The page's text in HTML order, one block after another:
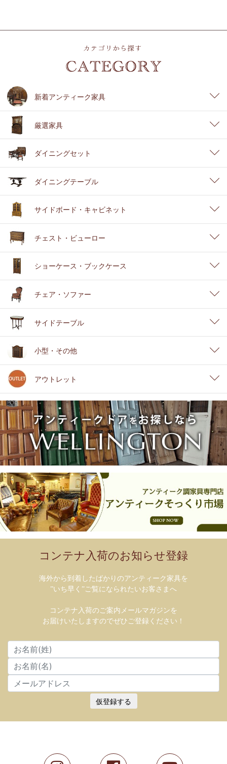
新着アンティーク家具
厳選家具
ダイニングセット
ダイニングテーブル
サイドボード・キャビネット
チェスト・ビューロー
ショーケース・ブックケース
チェア・ソファー
サイドテーブル
小型・その他
アウトレット
コンテナ入荷のお知らせ登録
海外から到着したばかりのアンティーク家具を
”いち早く”ご覧になられたいお客さまへ
コンテナ入荷のご案内メールマガジンを
お届けいたしますのでぜひご登録ください！
仮登録する